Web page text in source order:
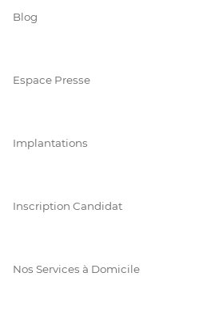
Blog
Espace Presse
Implantations
Inscription Candidat
Nos Services à Domicile